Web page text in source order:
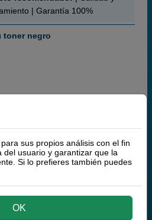
| Garantía 100%
toner negro
137, €
113,64 € iva ex
sus propios análisis con el fin
del usuario y garantizar que la
Si lo prefieres también puedes
OK